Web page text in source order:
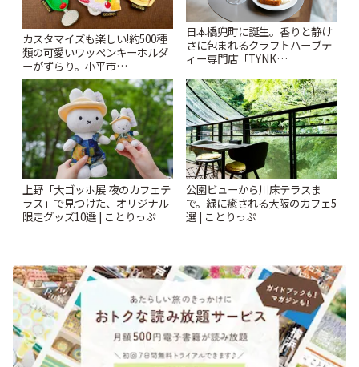
カスタマイズも楽しい!約500種
類の可愛いワッペンキーホルダ
ーがずらり。小平市
「Kimamaya T&K」 | ことりっ
ぷ
日本橋兜町に誕生。香りと静け
さに包まれるクラフトハーブテ
ィー専門店「TYNK
上野「大ゴッホ展 夜のカフェテ
ラス」で見つけた、オリジナル
限定グッズ10選 | ことりっぷ
公園ビューから川床テラスま
で。緑に癒される大阪のカフェ5
選 | ことりっぷ